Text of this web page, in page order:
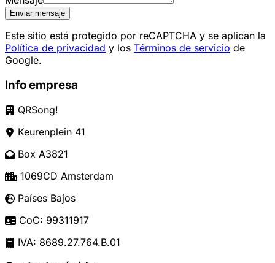
Enviar mensaje
Este sitio está protegido por reCAPTCHA y se aplican la
Política de privacidad y los Términos de servicio de
Google.
Info empresa
QRSong!
Keurenplein 41
Box A3821
1069CD Amsterdam
Países Bajos
CoC: 99311917
IVA: 8689.27.764.B.01